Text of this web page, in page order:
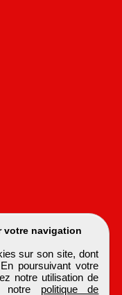
votre navigation
sur son site, dont
poursuivant votre
notre utilisation de
politique de